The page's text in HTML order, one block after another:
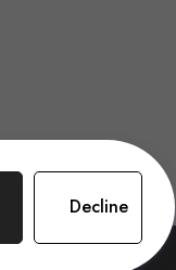
Decline